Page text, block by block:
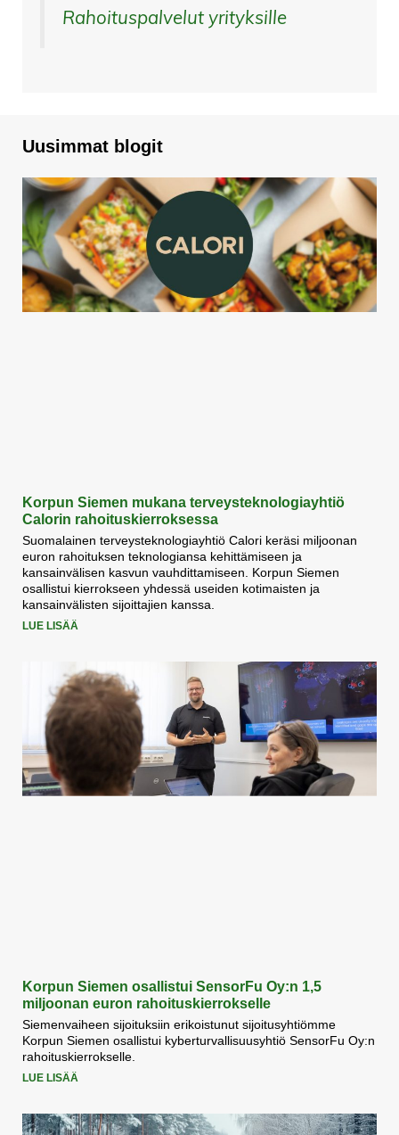
Rahoituspalvelut yrityksille
Uusimmat blogit
Korpun Siemen mukana terveysteknologiayhtiö
Calorin rahoituskierroksessa
Suomalainen terveysteknologiayhtiö Calori keräsi miljoonan
euron rahoituksen teknologiansa kehittämiseen ja
kansainvälisen kasvun vauhdittamiseen. Korpun Siemen
osallistui kierrokseen yhdessä useiden kotimaisten ja
kansainvälisten sijoittajien kanssa.
LUE LISÄÄ
Korpun Siemen osallistui SensorFu Oy:n 1,5
miljoonan euron rahoituskierrokselle
Siemenvaiheen sijoituksiin erikoistunut sijoitusyhtiömme
Korpun Siemen osallistui kyberturvallisuusyhtiö SensorFu Oy:n
rahoituskierrokselle.
LUE LISÄÄ